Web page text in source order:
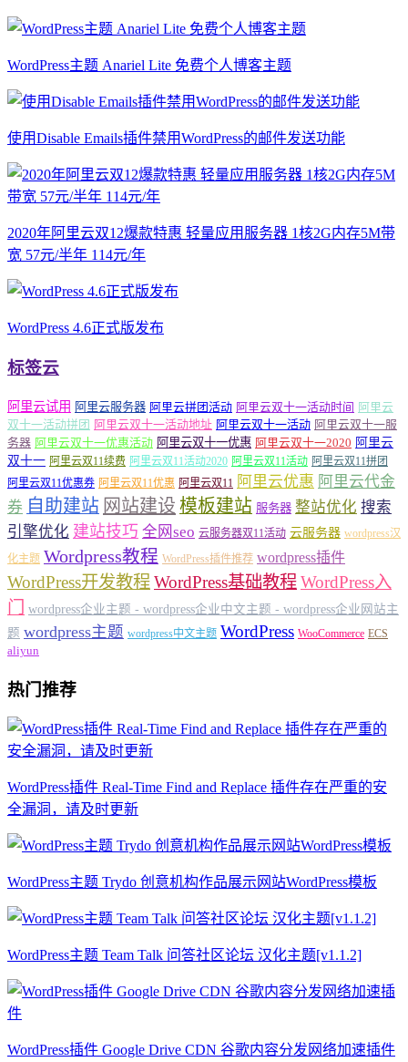
WordPress主题 Anariel Lite 免费个人博客主题
使用Disable Emails插件禁用WordPress的邮件发送功能
2020年阿里云双12爆款特惠 轻量应用服务器 1核2G内存5M带
宽 57元/半年 114元/年
WordPress 4.6正式版发布
标签云
阿里云试用 阿里云服务器 阿里云拼团活动 阿里云双十一活动时间 阿里云
双十一活动拼团 阿里云双十一活动地址 阿里云双十一活动 阿里云双十一服
务器 阿里云双十一优惠活动 阿里云双十一优惠 阿里云双十一2020 阿里云
双十一 阿里云双11续费 阿里云双11活动2020 阿里云双11活动 阿里云双11拼团
阿里云双11优惠券 阿里云双11优惠 阿里云双11 阿里云优惠 阿里云代金
券 自助建站 网站建设 模板建站 服务器 整站优化 搜索
引擎优化 建站技巧 全网seo 云服务器双11活动 云服务器 wordpress汉
化主题 Wordpress教程 WordPress插件推荐 wordpress插件
WordPress开发教程WordPress基础教程WordPress入
门
wordpress企业主题 - wordpress企业中文主题 - wordpress企业网站主
题 wordpress主题 wordpress中文主题 WordPress WooCommerce ECS
aliyun
热门推荐
WordPress插件 Real-Time Find and Replace 插件存在严重的安
全漏洞，请及时更新
WordPress主题 Trydo 创意机构作品展示网站WordPress模板
WordPress主题 Team Talk 问答社区论坛 汉化主题[v1.1.2]
WordPress插件 Google Drive CDN 谷歌内容分发网络加速插件